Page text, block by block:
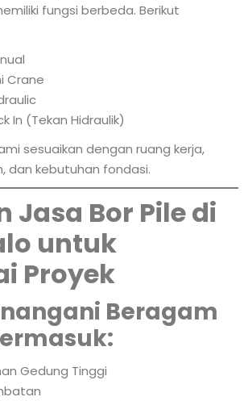
fungsi berbeda. Berikut
Crane
In (Tekan Hidraulik)
sesuaikan dengan ruang kerja,
dan kebutuhan fondasi.
Jasa Bor Pile di
untuk
Proyek
Beragam
Gedung Tinggi